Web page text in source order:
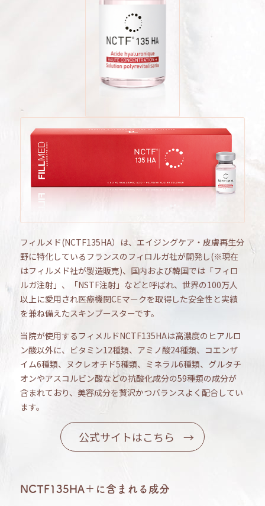
フィルメド(NCTF135HA）は、エイジングケア・皮膚再生分
野に特化しているフランスのフィロルガ社が開発し(※現在
はフィルメド社が製造販売)、国内および韓国では「フィロ
ルガ注射」、「NSTF注射」などと呼ばれ、世界の100万人
以上に愛用され医療機関CEマークを取得した安全性と実績
を兼ね備えたスキンブースターです。
当院が使用するフィメルドNCTF135HAは高濃度のヒアルロ
ン酸以外に、ビタミン12種類、アミノ酸24種類、コエンザ
イム6種類、ヌクレオチド5種類、ミネラル6種類、グルタチ
オンやアスコルビン酸などの抗酸化成分の59種類の成分が
含まれており、美容成分を贅沢かつバランスよく配合してい
ます。
公式サイトはこちら
NCTF135HA＋に含まれる成分